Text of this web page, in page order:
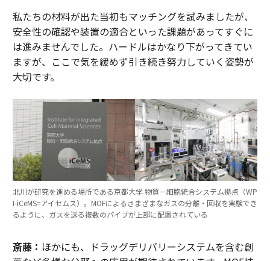
私たちの材料が出た当初もマッチングを試みましたが、
安全性の確認や装置の適合といった課題があってすぐに
は進みませんでした。ハードルはかなり下がってきてい
ますが、ここで気を緩めず引き続き努力していく姿勢が
大切です。
北川が研究を進める場所である京都大学 物質－細胞統合システム拠点（WP
I-iCeMS=アイセムス）。MOFによるさまざまなガスの分離・回収を実験でき
るように、ガスを送る複数のパイプが上部に配置されている
斎藤： ほかにも、ドラッグデリバリーシステムを含む創